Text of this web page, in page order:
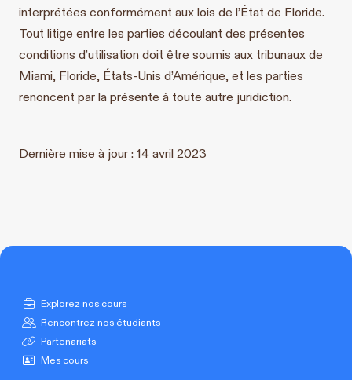
interprétées conformément aux lois de l’État de Floride.
Tout litige entre les parties découlant des présentes
conditions d’utilisation doit être soumis aux tribunaux de
Miami, Floride, États-Unis d’Amérique, et les parties
renoncent par la présente à toute autre juridiction.
Dernière mise à jour : 14 avril 2023
Explorez nos cours
Rencontrez nos étudiants
Partenariats
Mes cours